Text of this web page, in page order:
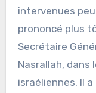
intervenues
prononcé plus
Secrétaire
Nasrallah, dans
israéliennes. Il